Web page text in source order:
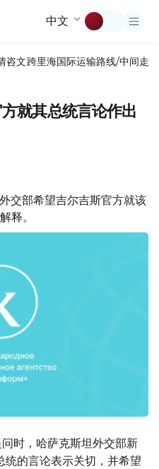
中文
咨文跨里海国际运输路线/中间走廊
就其总统言论作出
交部希望吉尔吉斯官方就该
释。
时，哈萨克斯坦外交部新
的言论表示关切，并希望